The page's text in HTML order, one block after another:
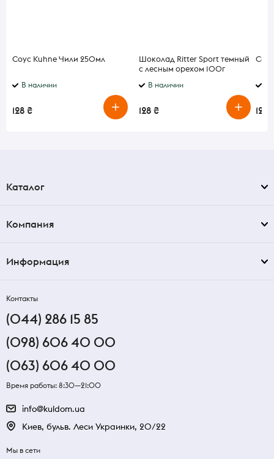
Соус Kuhne Чили 250мл
В наличии
128 ₴
Шоколад Ritter Sport темный
с лесным орехом 100г
В наличии
128 ₴ 128
Каталог
Компания
Информация
Контакты
(044) 286 15 85
(098) 606 40 00
(063) 606 40 00
Время работы: 8:30—21:00
info@kuldom.ua
Киев, бульв. Леси Украинки, 20/22
Мы в сети